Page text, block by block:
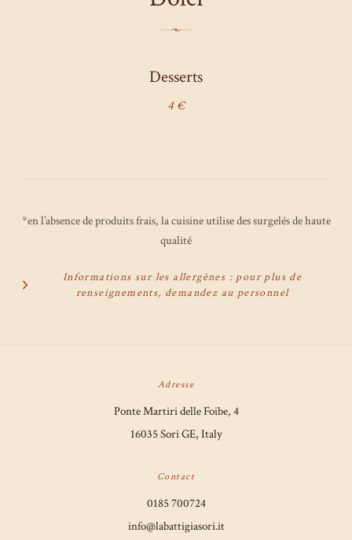
Desserts
4 €
*en l’absence de produits frais, la cuisine utilise des surgelés de haute
qualité
Informations sur les allergènes : pour plus de
renseignements, demandez au personnel
Adresse
Ponte Martiri delle Foibe, 4
16035 Sori GE, Italy
Contact
0185 700724
info@labattigiasori.it